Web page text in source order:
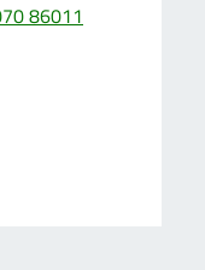
86011